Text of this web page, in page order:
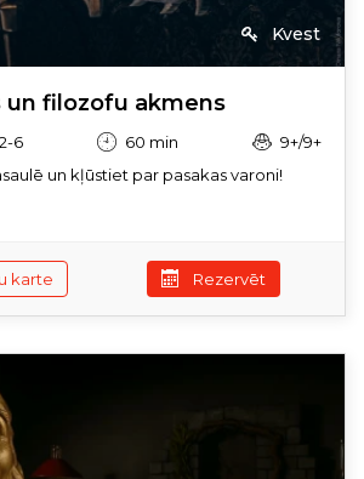
Kvest
un filozofu akmens
2-6 60 min
9+/9+
un kļūstiet par pasakas varoni!
karte Rezervēt